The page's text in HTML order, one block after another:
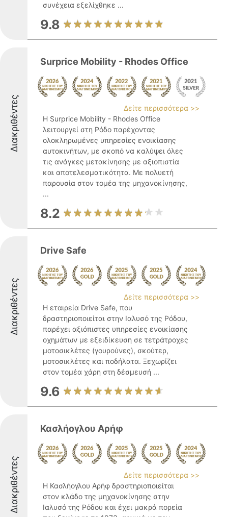
συνέχεια εξελίχθηκε ...
9.8
Διακριθέντες
Surprice Mobility - Rhodes Office
Δείτε περισσότερα >>
Η Surprice Mobility - Rhodes Office
λειτουργεί στη Ρόδο παρέχοντας
ολοκληρωμένες υπηρεσίες ενοικίασης
αυτοκινήτων, με σκοπό να καλύψει όλες
τις ανάγκες μετακίνησης με αξιοπιστία
και αποτελεσματικότητα. Με πολυετή
παρουσία στον τομέα της μηχανοκίνησης,
...
8.2
Διακριθέντες
Drive Safe
Δείτε περισσότερα >>
Η εταιρεία Drive Safe, που
δραστηριοποιείται στην Ιαλυσό της Ρόδου,
παρέχει αξιόπιστες υπηρεσίες ενοικίασης
οχημάτων με εξειδίκευση σε τετράτροχες
μοτοσικλέτες (γουρούνες), σκούτερ,
μοτοσικλέτες και ποδήλατα. Ξεχωρίζει
στον τομέα χάρη στη δέσμευσή ...
9.6
Διακριθέντες
Κασλήογλου Αρήφ
Δείτε περισσότερα >>
Η Κασλήογλου Αρήφ δραστηριοποιείται
στον κλάδο της μηχανοκίνησης στην
Ιαλυσό της Ρόδου και έχει μακρά πορεία